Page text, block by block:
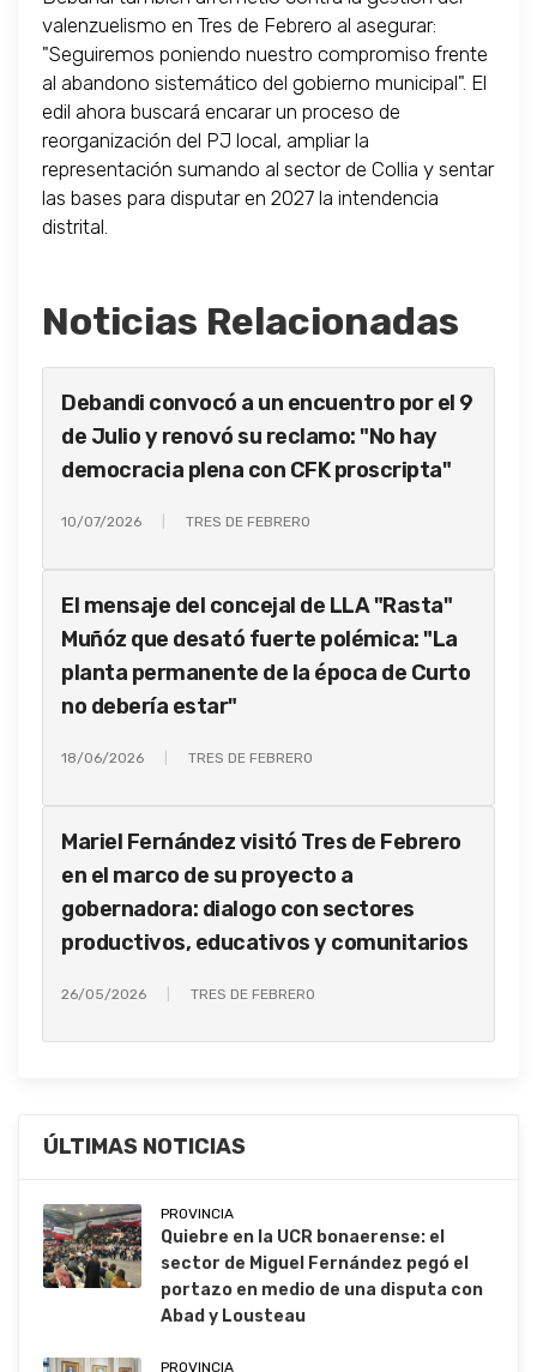
valenzuelismo en Tres de Febrero al asegurar:
"Seguiremos poniendo nuestro compromiso frente
al abandono sistemático del gobierno municipal". El
edil ahora buscará encarar un proceso de
reorganización del PJ local, ampliar la
representación sumando al sector de Collia y sentar
las bases para disputar en 2027 la intendencia
distrital.
Noticias Relacionadas
Debandi convocó a un encuentro por el 9
de Julio y renovó su reclamo: "No hay
democracia plena con CFK proscripta"
10/07/2026 TRES DE FEBRERO
El mensaje del concejal de LLA "Rasta"
Muñóz que desató fuerte polémica: "La
planta permanente de la época de Curto
no debería estar"
18/06/2026 TRES DE FEBRERO
Mariel Fernández visitó Tres de Febrero
en el marco de su proyecto a
gobernadora: dialogo con sectores
productivos, educativos y comunitarios
26/05/2026 TRES DE FEBRERO
ÚLTIMAS NOTICIAS
PROVINCIA
Quiebre en la UCR bonaerense: el
sector de Miguel Fernández pegó el
portazo en medio de una disputa con
Abad y Lousteau
PROVINCIA